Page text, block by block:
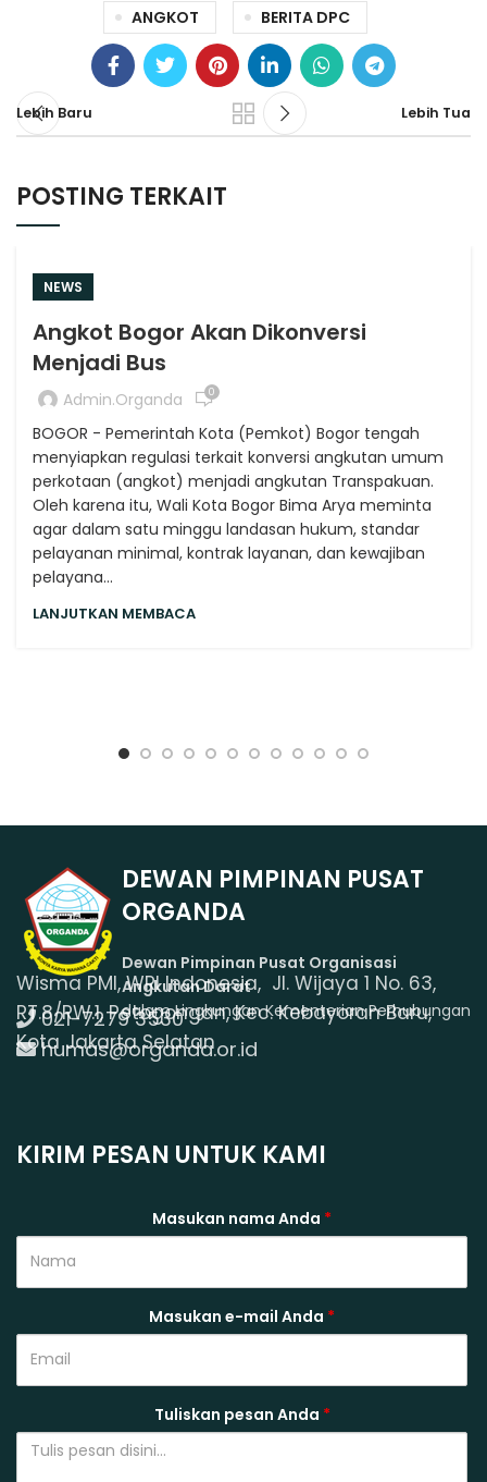
ANGKOT BERITA DPC
Lebih Baru Lebih Tua
POSTING TERKAIT
NEWS
Angkot Bogor Akan Dikonversi
Menjadi Bus
Admin.organda 0
BOGOR - Pemerintah Kota (Pemkot) Bogor tengah
menyiapkan regulasi terkait konversi angkutan umum
perkotaan (angkot) menjadi angkutan Transpakuan.
Oleh karena itu, Wali Kota Bogor Bima Arya meminta
agar dalam satu minggu landasan hukum, standar
pelayanan minimal, kontrak layanan, dan kewajiban
pelayana...
LANJUTKAN MEMBACA
DEWAN PIMPINAN PUSAT
ORGANDA
Dewan Pimpinan Pusat Organisasi
Angkutan Darat
dalam Lingkungan Kementerian Perhubungan
Wisma PMI, WRI Indonesia, Jl. Wijaya 1 No. 63,
RT.8/RW.1, Petogongan, Kec. Kebayoran Baru,
Kota Jakarta Selatan
021-7279 3530
humas@organda.or.id
KIRIM PESAN UNTUK KAMI
Masukan nama Anda *
Masukan e-mail Anda *
Tuliskan pesan Anda *